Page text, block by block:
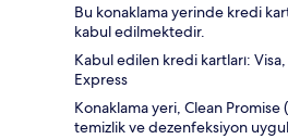
Bu konaklama yerinde kredi
kabul edilmektedir.
Kabul edilen kredi kartları:
Express
Konaklama yeri, Clean
temizlik ve dezenfeksiyon